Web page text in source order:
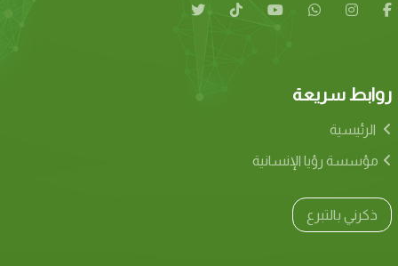
روابط سريعة
الرئيسية
مؤسسة رؤيا الإنسانية
ذكرني بالتبرع